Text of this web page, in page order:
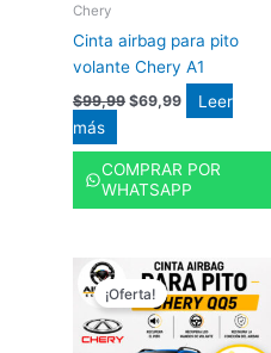
Chery
Cinta airbag para pito
volante Chery A1
$99,99 $69,99
Leer
más
COMPRAR POR
WHATSAPP
¡Oferta!
precio
original
era:
$99,99.
El
precio
actual
es:
$69,99.